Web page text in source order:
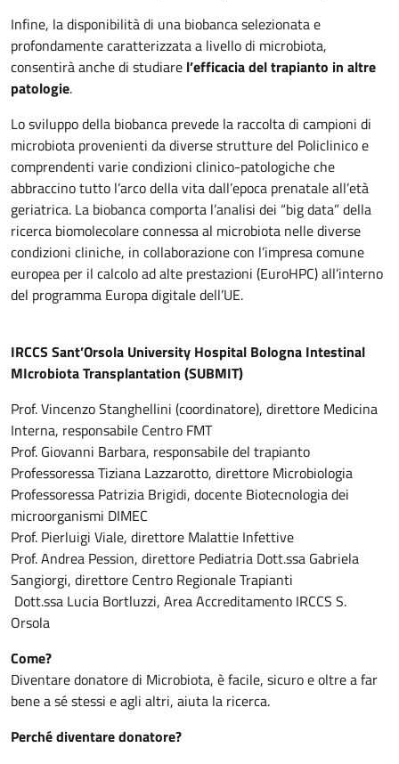
Infine, la disponibilità di una biobanca selezionata e
profondamente caratterizzata a livello di microbiota,
consentirà anche di studiare l’efficacia del trapianto in altre
patologie.
Lo sviluppo della biobanca prevede la raccolta di campioni di
microbiota provenienti da diverse strutture del Policlinico e
comprendenti varie condizioni clinico-patologiche che
abbraccino tutto l’arco della vita dall’epoca prenatale all’età
geriatrica. La biobanca comporta l’analisi dei “big data” della
ricerca biomolecolare connessa al microbiota nelle diverse
condizioni cliniche, in collaborazione con l’impresa comune
europea per il calcolo ad alte prestazioni (EuroHPC) all’interno
del programma Europa digitale dell’UE.
IRCCS Sant’Orsola University Hospital Bologna Intestinal
MIcrobiota Transplantation (SUBMIT)
Prof. Vincenzo Stanghellini (coordinatore), direttore Medicina
Interna, responsabile Centro FMT
Prof. Giovanni Barbara, responsabile del trapianto
Professoressa Tiziana Lazzarotto, direttore Microbiologia
Professoressa Patrizia Brigidi, docente Biotecnologia dei
microorganismi DIMEC
Prof. Pierluigi Viale, direttore Malattie Infettive
Prof. Andrea Pession, direttore Pediatria Dott.ssa Gabriela
Sangiorgi, direttore Centro Regionale Trapianti
Dott.ssa Lucia Bortluzzi, Area Accreditamento IRCCS S.
Orsola
Come?
Diventare donatore di Microbiota, è facile, sicuro e oltre a far
bene a sé stessi e agli altri, aiuta la ricerca.
Perché diventare donatore?